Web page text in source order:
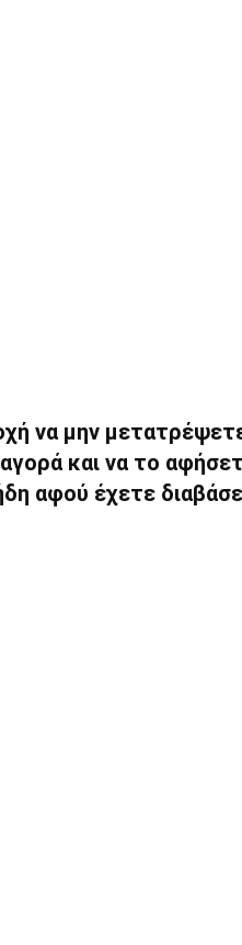
να μην
και να το
αφού έχετε